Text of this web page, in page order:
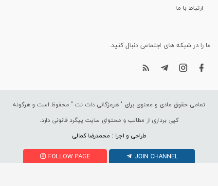
ارتباط با ما
ما را در شبکه های اجتماعی دنبال کنید.
تمامی حقوق مادی و معنوی برای " هرمزگانی دات نت " محفوظ است و هرگونه
کپی برداری از مطالب و محتوای سایت پیگرد قانونی دارد.
طراحی و اجرا : محمدرضا کمالی
FOLLOW PAGE JOIN CHANNEL